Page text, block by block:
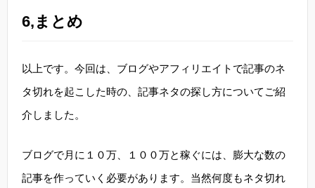
6,まとめ
以上です。今回は、ブログやアフィリエイトで記事のネ
タ切れを起こした時の、記事ネタの探し方についてご紹
介しました。
ブログで月に１０万、１００万と稼ぐには、膨大な数の
記事を作っていく必要があります。当然何度もネタ切れ